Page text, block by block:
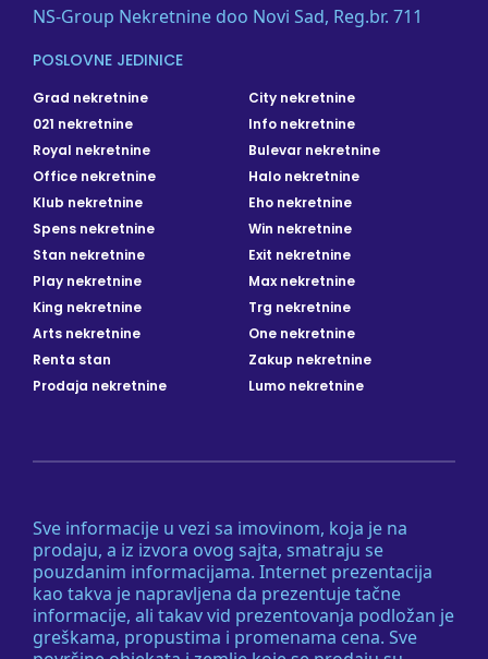
Sve informacije u vezi sa imovinom, koja je na
prodaju, a iz izvora ovog sajta, smatraju se
pouzdanim informacijama. Internet prezentacija
kao takva je napravljena da prezentuje tačne
informacije, ali takav vid prezentovanja podložan je
greškama, propustima i promenama cena. Sve
NS-Group Nekretnine doo Novi Sad, Reg.br. 711
POSLOVNE JEDINICE
Grad nekretnine
City nekretnine
021 nekretnine
Info nekretnine
Royal nekretnine
Bulevar nekretnine
Office nekretnine
Halo nekretnine
Klub nekretnine
Eho nekretnine
Spens nekretnine
Win nekretnine
Stan nekretnine
Exit nekretnine
Play nekretnine
Max nekretnine
King nekretnine
Trg nekretnine
Arts nekretnine
One nekretnine
Renta stan
Zakup nekretnine
Prodaja nekretnine
Lumo nekretnine